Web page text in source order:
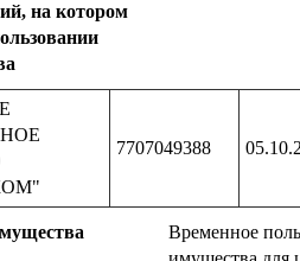
на котором
7707049388
Временное